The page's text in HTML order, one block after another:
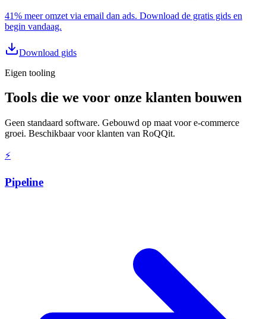
41% meer omzet via email dan ads. Download de gratis gids en
begin vandaag.
Download gids
Eigen tooling
Tools die we voor onze klanten bouwen
Geen standaard software. Gebouwd op maat voor e-commerce
groei. Beschikbaar voor klanten van RoQQit.
⚡
Pipeline